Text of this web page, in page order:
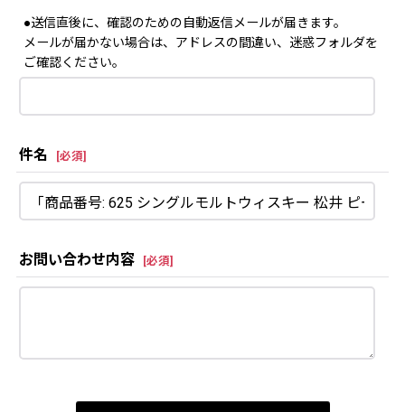
●送信直後に、確認のための自動返信メールが届きます。
メールが届かない場合は、アドレスの間違い、迷惑フォルダを
ご確認ください。
件名 [必須]
お問い合わせ内容 [必須]